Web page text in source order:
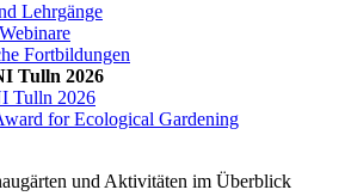
Lehrgänge
Fortbildungen
Tulln 2026
Tulln 2026
for Ecological Gardening
und Aktivitäten im Überblick